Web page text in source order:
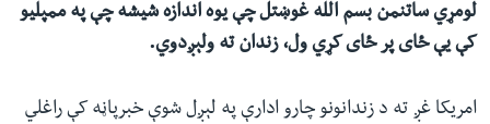
لومړي ساتنمن بسم الله غوښتل چې یوه اندازه شیشه چې په ممپلیو
کې یې ځای پر ځای کړي ول، زندان ته ولېږدوي.
امریکا غږ ته د زندانونو چارو ادارې په لېږل شوې خبرپاڼه کې راغلي